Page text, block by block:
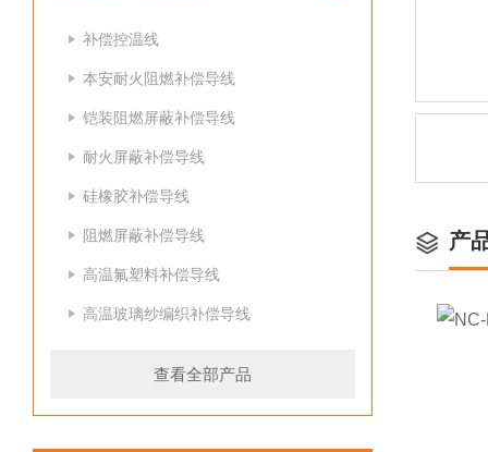
补偿控温线
本安耐火阻燃补偿导线
铠装阻燃屏蔽补偿导线
耐火屏蔽补偿导线
硅橡胶补偿导线
阻燃屏蔽补偿导线
高温氟塑料补偿导线
高温玻璃纱编织补偿导线
查看全部产品
产